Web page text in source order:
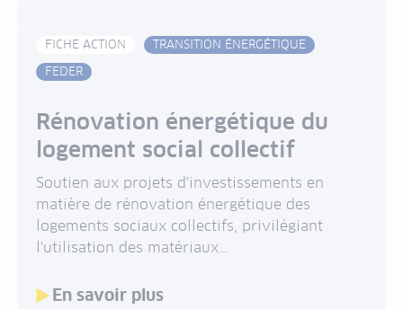
FICHE ACTION
TRANSITION ÉNERGÉTIQUE
FEDER
Rénovation énergétique du
logement social collectif
Soutien aux projets d'investissements en
matière de rénovation énergétique des
logements sociaux collectifs, privilégiant
l'utilisation des matériaux…
En savoir plus